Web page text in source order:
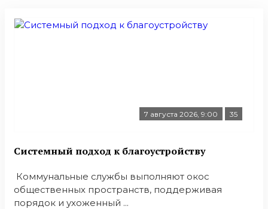
7 августа 2026, 9:00 35
Системный подход к благоустройству
Коммунальные службы выполняют окос
общественных пространств, поддерживая
порядок и ухоженный ...